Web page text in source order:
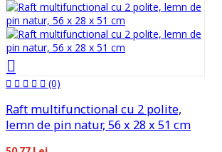
(0)
Raft multifunctional cu 2 polite,
lemn de pin natur, 56 x 28 x 51 cm